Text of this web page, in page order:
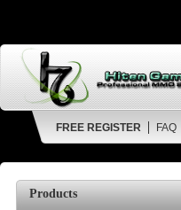
FREE REGISTER FAQ
Products